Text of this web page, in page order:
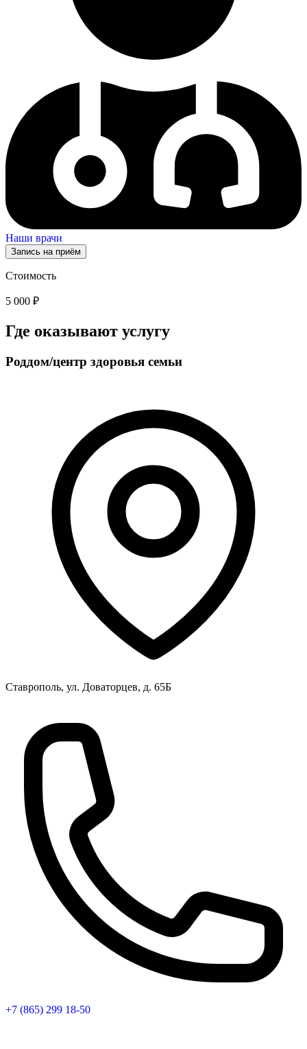
Наши врачи
Запись на приём
Стоимость
5 000 ₽
Где оказывают услугу
Роддом/центр здоровья семьи
Ставрополь, ул. Доваторцев, д. 65Б
+7 (865) 299 18-50